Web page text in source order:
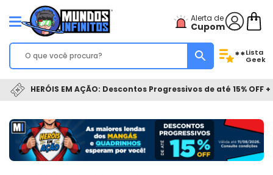
Alerta de
Cupom
**Lista
Geek
HERÓIS EM AÇÃO: Descontos Progressivos de até 15% OFF